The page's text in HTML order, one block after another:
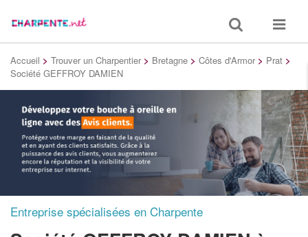
Toggle
search
Toggle
Accueil > Trouver un Charpentier > Bretagne > Côtes d'Armor > Prat >
Société GEFFROY DAMIEN
Entreprise spécialisées en Charpente